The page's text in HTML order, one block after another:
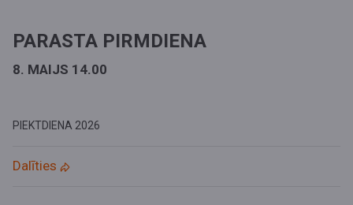
PARASTA PIRMDIENA
8. MAIJS 14.00
PIEKTDIENA 2026
Dalīties